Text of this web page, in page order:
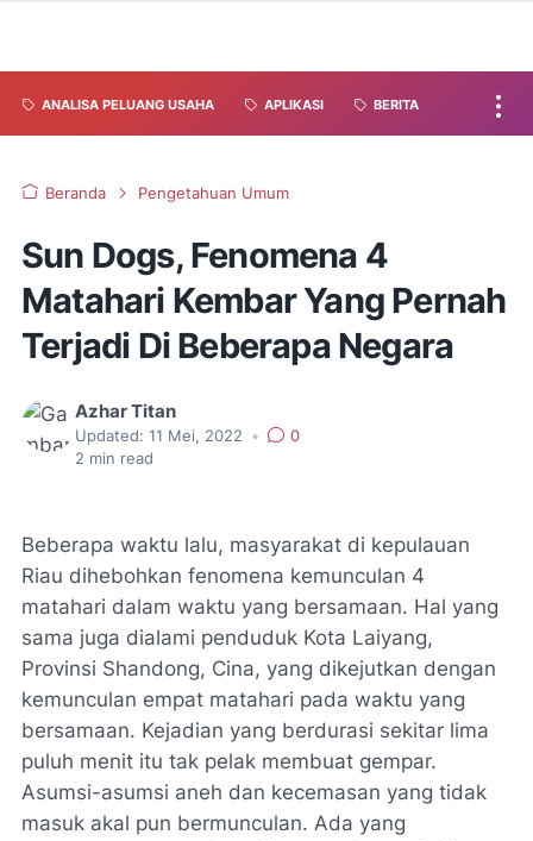
ANALISA PELUANG USAHA APLIKASI BERITA
Beranda Pengetahuan Umum
Sun Dogs, Fenomena 4
Matahari Kembar Yang Pernah
Terjadi Di Beberapa Negara
Azhar Titan
Updated: 11 Mei, 2022 •
0
2 min read
Beberapa waktu lalu, masyarakat di kepulauan
Riau dihebohkan fenomena kemunculan 4
matahari dalam waktu yang bersamaan. Hal yang
sama juga dialami penduduk Kota Laiyang,
Provinsi Shandong, Cina, yang dikejutkan dengan
kemunculan empat matahari pada waktu yang
bersamaan. Kejadian yang berdurasi sekitar lima
puluh menit itu tak pelak membuat gempar.
Asumsi-asumsi aneh dan kecemasan yang tidak
masuk akal pun bermunculan. Ada yang